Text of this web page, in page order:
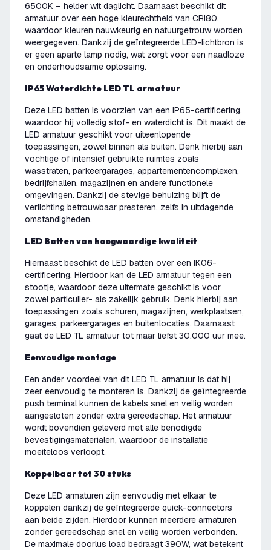
6500K – helder wit daglicht. Daarnaast beschikt dit
armatuur over een hoge kleurechtheid van CRI80,
waardoor kleuren nauwkeurig en natuurgetrouw worden
weergegeven. Dankzij de geïntegreerde LED-lichtbron is
er geen aparte lamp nodig, wat zorgt voor een naadloze
en onderhoudsarme oplossing.
IP65 Waterdichte LED TL armatuur
Deze LED batten is voorzien van een IP65-certificering,
waardoor hij volledig stof- en waterdicht is. Dit maakt de
LED armatuur geschikt voor uiteenlopende
toepassingen, zowel binnen als buiten. Denk hierbij aan
vochtige of intensief gebruikte ruimtes zoals
wasstraten, parkeergarages, appartementencomplexen,
bedrijfshallen, magazijnen en andere functionele
omgevingen. Dankzij de stevige behuizing blijft de
verlichting betrouwbaar presteren, zelfs in uitdagende
omstandigheden.
LED Batten van hoogwaardige kwaliteit
Hiernaast beschikt de LED batten over een IK06-
certificering. Hierdoor kan de LED armatuur tegen een
stootje, waardoor deze uitermate geschikt is voor
zowel particulier- als zakelijk gebruik. Denk hierbij aan
toepassingen zoals schuren, magazijnen, werkplaatsen,
garages, parkeergarages en buitenlocaties. Daarnaast
gaat de LED TL armatuur tot maar liefst 30.000 uur mee.
Eenvoudige montage
Een ander voordeel van dit LED TL armatuur is dat hij
zeer eenvoudig te monteren is. Dankzij de geïntegreerde
push terminal kunnen de kabels snel en veilig worden
aangesloten zonder extra gereedschap. Het armatuur
wordt bovendien geleverd met alle benodigde
bevestigingsmaterialen, waardoor de installatie
moeiteloos verloopt.
Koppelbaar tot 30 stuks
Deze LED armaturen zijn eenvoudig met elkaar te
koppelen dankzij de geïntegreerde quick-connectors
aan beide zijden. Hierdoor kunnen meerdere armaturen
zonder gereedschap snel en veilig worden verbonden.
De maximale doorlus load bedraagt 390W, wat betekent